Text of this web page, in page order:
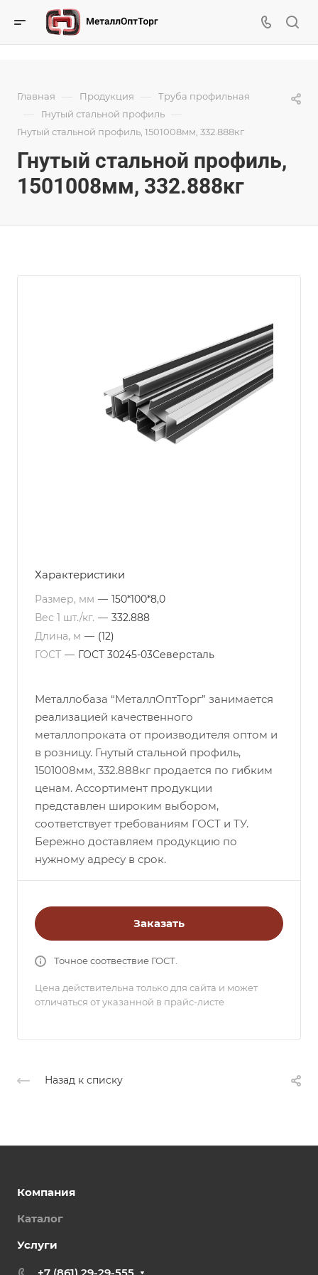
Главная — Продукция — Труба профильная
— Гнутый стальной профиль —
Гнутый стальной профиль, 1501008мм, 332.888кг
Гнутый стальной профиль,
1501008мм, 332.888кг
Характеристики
Размер, мм — 150*100*8,0
Вес 1 шт./кг. — 332.888
Длина, м — (12)
ГОСТ — ГОСТ 30245-03Северсталь
Металлобаза “МеталлОптТорг” занимается
реализацией качественного
металлопроката от производителя оптом и
в розницу. Гнутый стальной профиль,
1501008мм, 332.888кг продается по гибким
ценам. Ассортимент продукции
представлен широким выбором,
соответствует требованиям ГОСТ и ТУ.
Бережно доставляем продукцию по
нужному адресу в срок.
Заказать
Точное соотвествие ГОСТ.
Цена действительна только для сайта и может
отличаться от указанной в прайс-листе
Назад к списку
Компания
Каталог
Услуги